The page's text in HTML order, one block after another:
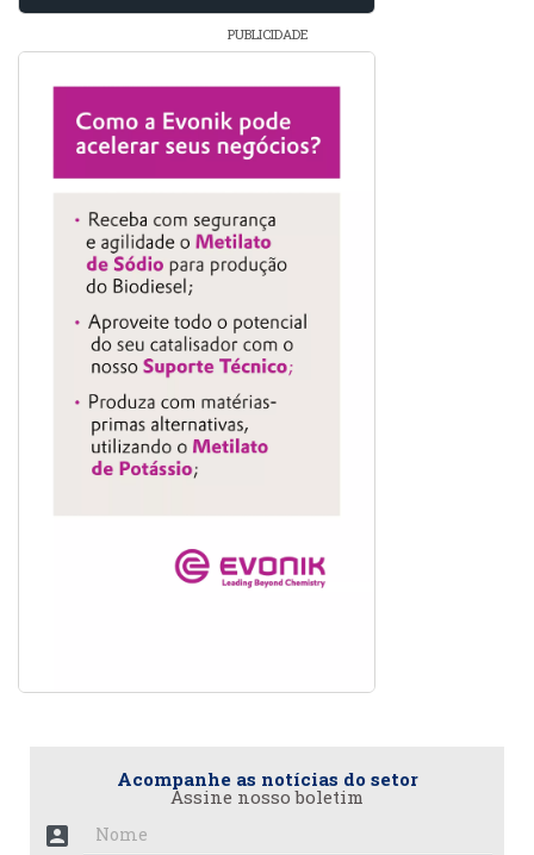
PUBLICIDADE
Acompanhe as notícias do setor
Assine nosso boletim
account_box